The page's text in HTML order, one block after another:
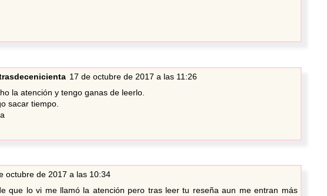
17 de octubre de 2017 a las 11:26
la atención y tengo ganas de leerlo.
sacar tiempo.
octubre de 2017 a las 10:34
que lo vi me llamó la atención pero tras leer tu reseña aun me entran más